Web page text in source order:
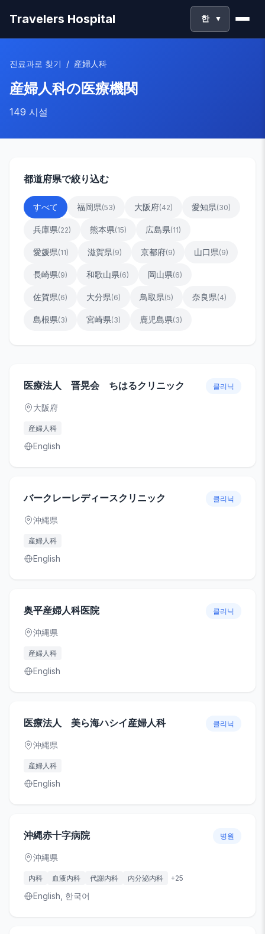
Travelers Hospital 한 ▼
진료과로 찾기 / 産婦人科
産婦人科の医療機関
149 시설
都道府県で絞り込む
すべて 福岡県(53) 大阪府(42) 愛知県(30)
兵庫県(22) 熊本県(15) 広島県(11)
愛媛県(11) 滋賀県(9) 京都府(9) 山口県(9)
長崎県(9) 和歌山県(6) 岡山県(6)
佐賀県(6) 大分県(6) 鳥取県(5) 奈良県(4)
島根県(3) 宮崎県(3) 鹿児島県(3)
医療法人 晋晃会 ちはるクリニック 클리닉
大阪府
産婦人科
English
バークレーレディースクリニック 클리닉
沖縄県
産婦人科
English
奥平産婦人科医院 클리닉
沖縄県
産婦人科
English
医療法人 美ら海ハシイ産婦人科 클리닉
沖縄県
産婦人科
English
沖縄赤十字病院 병원
沖縄県
内科 血液内科 代謝内科 内分泌内科 +25
English, 한국어